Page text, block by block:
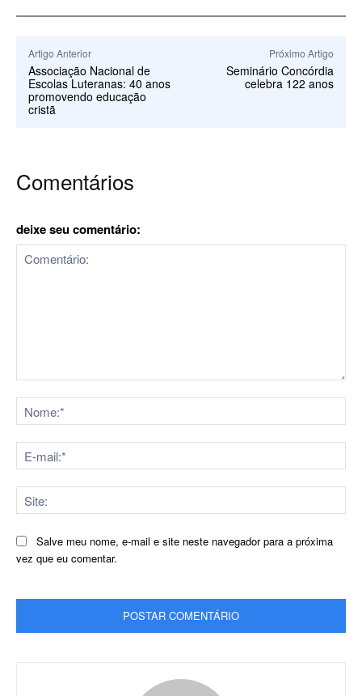
Artigo Anterior
Associação Nacional de
Escolas Luteranas: 40 anos
promovendo educação
cristã
Próximo Artigo
Seminário Concórdia
celebra 122 anos
Comentários
deixe seu comentário:
Salve meu nome, e-mail e site neste navegador para a próxima
vez que eu comentar.